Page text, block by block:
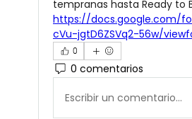
https://docs.google.com/
cVu-jgtD6ZSVq2-56w/
0
0 comentarios
Escribir un comentario...